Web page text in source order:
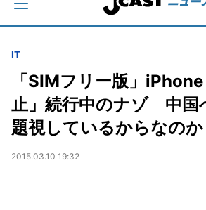
IT
「SIMフリー版」
止」続行中のナゾ 中国
題視しているからなのか
2015.03.10 19:32